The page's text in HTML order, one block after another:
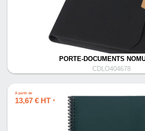
PORTE-DOCUMENTS
CDLO404678
À partir de
13,67 € HT *